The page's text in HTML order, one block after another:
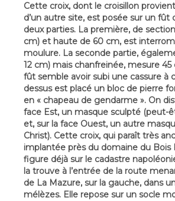
Cette croix, dont le croisillon
d’un autre site, est posée sur un fût
deux parties. La première, de section
cm) et haute de 60 cm, est
moulure. La seconde partie,
12 cm) mais chanfreinée, mesure
fût semble avoir subi une cassure à
dessus est placé un bloc de pierre
en « chapeau de gendarme ». On
face Est, un masque sculpté (peut-
et, sur la face Ouest, un autre
Christ). Cette croix, qui paraît très
implantée près du domaine du Bois
figure déjà sur le cadastre
la trouve à l’entrée de la route
de La Mazure, sur la gauche, dans
mélèzes. Elle repose sur un socle